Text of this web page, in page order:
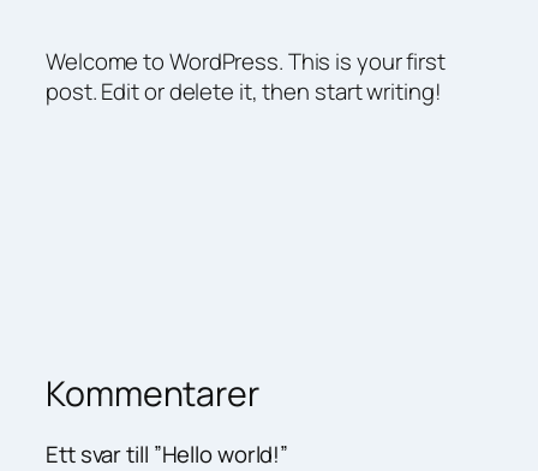
Welcome to WordPress. This is your first
post. Edit or delete it, then start writing!
Kommentarer
Ett svar till ”Hello world!”